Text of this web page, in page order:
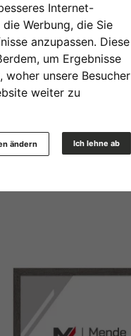
Internet-
Werbung, die Sie
anzupassen. Diese
um Ergebnisse
woher unsere Besucher
weiter zu
Ich lehne ab
ändern
Rahmentyp